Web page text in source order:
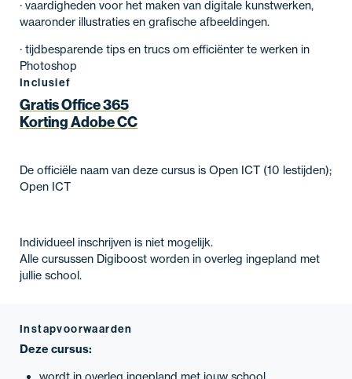
· vaardigheden voor het maken van digitale kunstwerken,
waaronder illustraties en grafische afbeeldingen.
· tijdbesparende tips en trucs om efficiënter te werken in
Photoshop
Inclusief
Gratis Office 365
Korting Adobe CC
De officiële naam van deze cursus is Open ICT (10 lestijden);
Open ICT
Individueel inschrijven is niet mogelijk.
Alle cursussen Digiboost worden in overleg ingepland met
jullie school.
Instapvoorwaarden
Deze cursus: